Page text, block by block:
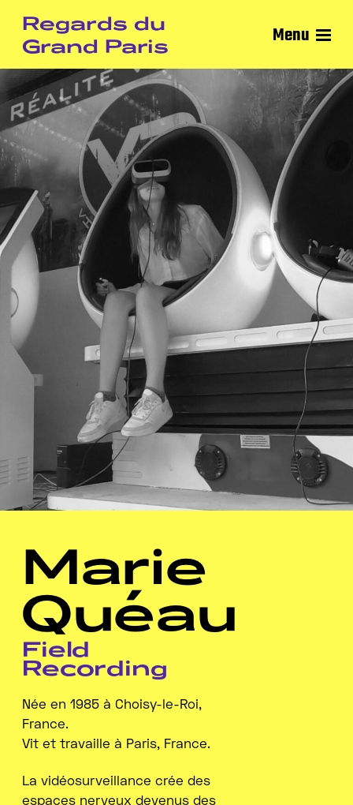
Regards du
Grand Paris
Menu
Marie
Quéau
Field
Recording
Née en 1985 à Choisy-le-Roi,
France.
Vit et travaille à Paris, France.
La vidéosurveillance crée des
espaces nerveux devenus des